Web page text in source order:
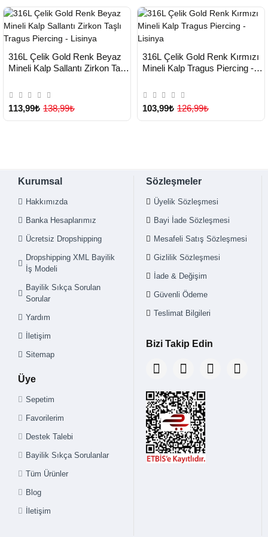
TESLİMAT
Yeni Ürün
316L Çelik Gold Renk Beyaz
Mineli Kalp Sallantı Zirkon Taşlı
113,99₺ 138,99₺
TESLİMAT
Yeni Ürün
316L Çelik Gold Renk Kırmızı
Mineli Kalp Tragus Piercing -
103,99₺ 126,99₺
Kurumsal
Hakkımızda
Banka Hesaplarımız
Ücretsiz Dropshipping
Dropshipping XML Bayilik
İş Modeli
Bayilik Sıkça Sorulan
Sorular
Yardım
İletişim
Sitemap
Üye
Sepetim
Favorilerim
Destek Talebi
Bayilik Sıkça Sorulanlar
Tüm Ürünler
Blog
İletişim
Sözleşmeler
Üyelik Sözleşmesi
Bayi İade Sözleşmesi
Mesafeli Satış Sözleşmesi
Gizlilik Sözleşmesi
İade & Değişim
Güvenli Ödeme
Teslimat Bilgileri
Bizi Takip Edin